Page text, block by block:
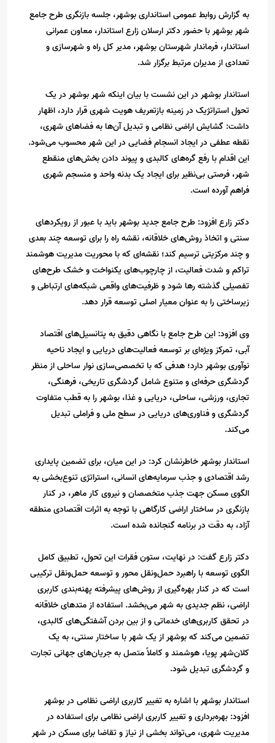
به گزارش روابط عمومی استانداری بوشهر، جلسه بازنگری طرح جامع
شهر بوشهر با حضور دکتر ارسلان زارع استاندار، معاون عمرانی
استاندار، فرماندار شهرستان بوشهر، مدیر کل راه و شهرسازی و
تعدادی از مدیران مرتبط برگزار شد.
استاندار بوشهر در این نشست با بیان اینکه شهر بوشهر در یک
تحول استراتژیک در زمینه بازتعریف هویت شهری قرار دارد، اظهار
داشت: گشایش اراضی نظامی و تبدیل آن‌ها به فضاهای شهری،
نقطه عطفی در ایجاد انسجام فضایی در این شهر محسوب می‌شود.
این اقدام با رفع گره‌های کالبدی و پیوند دادن بخش‌های منقطع
شهر، فرصتی بی‌نظیر برای ایجاد یک بدنه واحد و منسجم شهری
فراهم آورده است.
دکتر زارع افزود: طرح جامع جدید بوشهر باید با عبور از رویکردهای
سنتی و اتخاذ روش‌های خلاقانه، نقشه‌ راه را برای توسعه‌ چند بعدی
و چند مرکزیتی ترسیم کند؛ نقشه‌ای که با محوریت مدیریت هوشمند
تراکم و شدت فعالیت، از چارچوب‌های یکنواخت و خشک طرح‌های
تفصیلی گذشته رها شود و ظرفیت‌های واقعی شبکه‌های ارتباطی و
زیرساختی را به عنوان معیار اصلی توسعه قرار دهد.
وی افزود: این طرح جامع با نگاهی دقیق به پتانسیل‌های اقتصاد
آبی، تمرکز ویژه‌ای بر توسعه فعالیت‌های دریایی و ایجاد ناحیه
نوآوری بوشهر دارد؛ هدفی که با تخصصی‌سازی نوار ساحلی از منظر
گردشگری حرفه‌ای و متنوع شامل گردشگری تاریخی، فرهنگی،
تجاری، ورزشی، ساحلی، دریایی و غذا، بوشهر را به قطب متفاوت
گردشگری و فناوری‌های دریایی در سطح ملی و فراملی تبدیل
می‌کند.
استاندار بوشهر خاطرنشان کرد: در این میان، برای تضمین پایداری
رشد اقتصادی و جذب سرمایه‌های انسانی، استراتژی تنوع‌بخشی به
الگوی مسکن جهت جذب متخصصان و نیروی کار ماهر، در کنار
بازنگری در ساختار اراضی کارگاهی با توجه به اثرات اقتصادی منطقه
آزاد، به دقت در برنامه گنجانده شده است.
دکتر زارع گفت: در نهایت، ستون فقرات این تحول، تطبیق کامل
الگوی توسعه با راهبرد حمل‌ونقل محور و توسعه حمل‌ونقل ترکیبی
است که در کنار بهره‌گیری از روش‌های پیشرفته پهنه‌بندی کاربری
اراضی، نظم جدیدی به شهر می‌بخشد. استفاده از متدهای خلاقانه
در تحقق کاربری‌های خدماتی و از بین بردن آشفتگی‌های کالبدی،
تضمین می‌کند که بوشهر از یک شهر با ساختار سنتی، به یک
کلان‌شهر پویا، هوشمند و کاملاً متصل به جریان‌های جهانی تجارت
و گردشگری تبدیل شود.
استاندار بوشهر با اشاره به تغییر کاربری اراضی نظامی در بوشهر
افزود: بهره‌برداری و تغییر کاربری اراضی نظامی برای استفاده در
مدیریت شهری، می‌تواند بخشی از نیاز و تقاضا برای مسکن در شهر